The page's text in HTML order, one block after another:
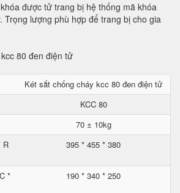
được tử trang bị hệ thống mã khóa
Trọng lượng phù hợp để trang bị cho gia
Két sắt chống cháy kcc 80 đen điện tử
KCC 80
70 ± 10kg
R
395 * 455 * 380
*
190 * 340 * 250